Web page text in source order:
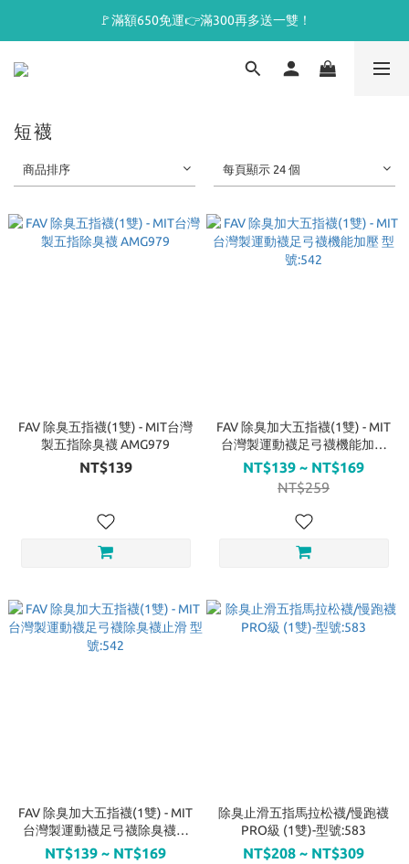
🚩滿額650免運👉滿300再多送一雙！
短襪
商品排序 每頁顯示 24 個
FAV 除臭五指襪(1雙) - MIT台灣
製五指除臭襪 AMG979
NT$139
FAV 除臭加大五指襪(1雙) - MIT
台灣製運動襪足弓襪機能加壓
型號:542
NT$139 ~ NT$169
NT$259
FAV 除臭加大五指襪(1雙) - MIT
台灣製運動襪足弓襪除臭襪止
滑 型號:542
NT$139 ~ NT$169
除臭止滑五指馬拉松襪/慢跑襪
PRO級 (1雙)-型號:583
NT$208 ~ NT$309